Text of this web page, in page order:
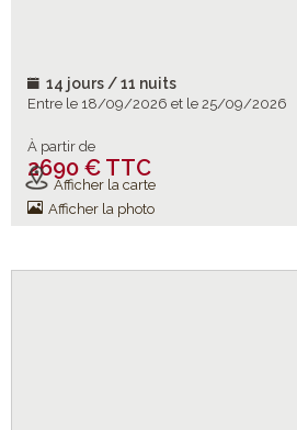
14 jours / 11 nuits
Entre le 18/09/2026 et le 25/09/2026
À partir de
2690 € TTC
Afficher la carte
Afficher la photo